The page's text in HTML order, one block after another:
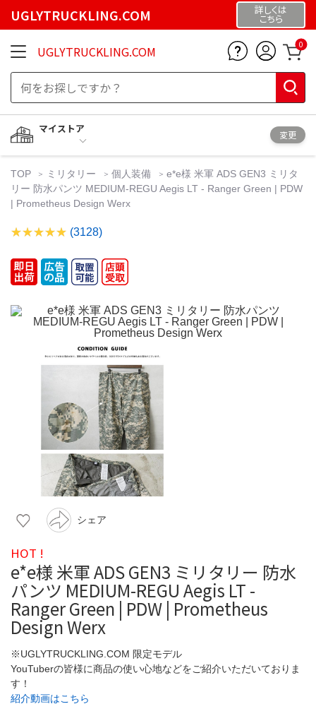
UGLYTRUCKLING.COM 詳しくは
こちら
UGLYTRUCKLING.COM 0
マイストア
変更
TOP ミリタリー 個人装備
e*e様 米軍 ADS GEN3 ミリタ
リー 防水パンツ MEDIUM-REGU Aegis LT - Ranger Green | PDW
| Prometheus Design Werx
(3128)
シェア
HOT !
e*e様 米軍 ADS GEN3 ミリタリー 防水
パンツ MEDIUM-REGU Aegis LT -
Ranger Green | PDW | Prometheus
Design Werx
※UGLYTRUCKLING.COM 限定モデル
YouTuberの皆様に商品の使い心地などをご紹介いただいておりま
す！
紹介動画はこちら